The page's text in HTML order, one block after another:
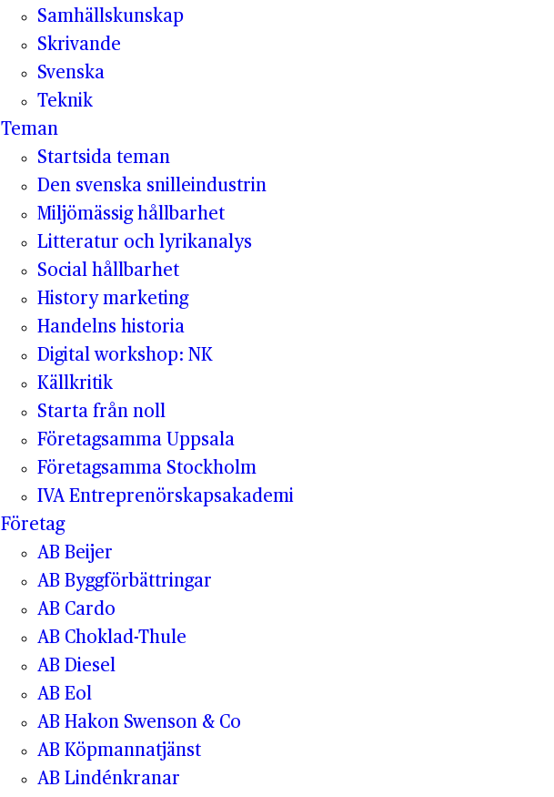
Samhällskunskap
Skrivande
Svenska
Teknik
Teman
Startsida teman
Den svenska snilleindustrin
Miljömässig hållbarhet
Litteratur och lyrikanalys
Social hållbarhet
History marketing
Handelns historia
Digital workshop: NK
Källkritik
Starta från noll
Företagsamma Uppsala
Företagsamma Stockholm
IVA Entreprenörskapsakademi
Företag
AB Beijer
AB Byggförbättringar
AB Cardo
AB Choklad-Thule
AB Diesel
AB Eol
AB Hakon Swenson & Co
AB Köpmannatjänst
AB Lindénkranar